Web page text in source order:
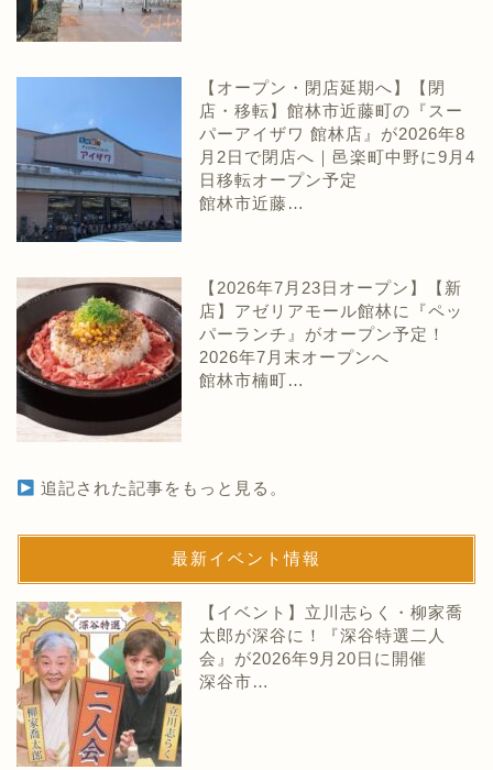
【オープン・閉店延期へ】【閉
店・移転】館林市近藤町の『スー
パーアイザワ 館林店』が2026年8
月2日で閉店へ｜邑楽町中野に9月4
日移転オープン予定
館林市近藤…
【2026年7月23日オープン】【新
店】アゼリアモール館林に『ペッ
パーランチ』がオープン予定！
2026年7月末オープンへ
館林市楠町…
追記された記事をもっと見る。
最新イベント情報
【イベント】立川志らく・柳家喬
太郎が深谷に！『深谷特選二人
会』が2026年9月20日に開催
深谷市…